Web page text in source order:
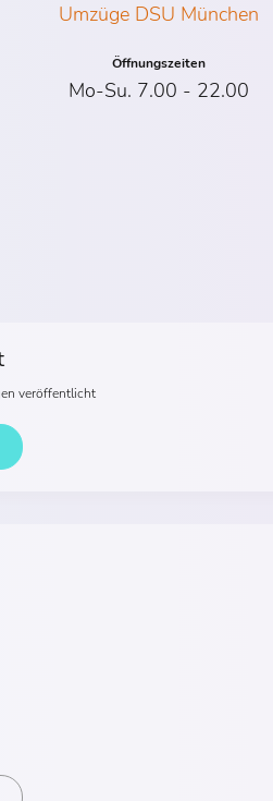
Umzüge DSU München
Öffnungszeiten
Mo-Su. 7.00 - 22.00
veröffentlicht